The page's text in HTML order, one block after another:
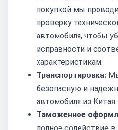
покупкой мы
проверку
автомобиля, чтобы
исправности и
характеристикам.
Транспортировка:
безопасную и
автомобиля из Китая
Таможенное
полное содействие